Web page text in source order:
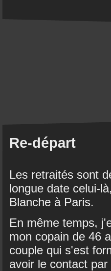
Re-départ
Les retraités sont
longue date celui-
Blanche à Paris.
En même temps,
mon copain de 46
couple qui s'est
avoir le contact